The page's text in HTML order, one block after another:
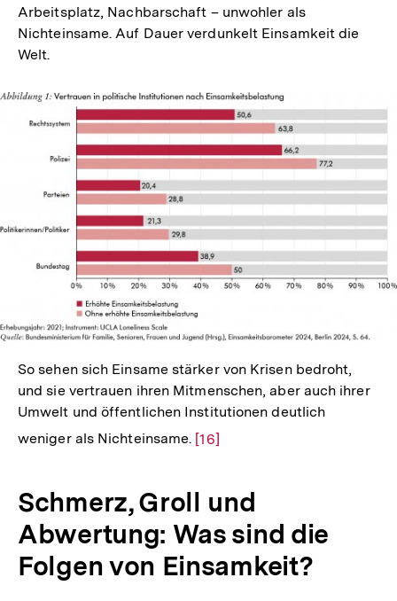
Arbeitsplatz, Nachbarschaft – unwohler als
Nichteinsame. Auf Dauer verdunkelt Einsamkeit die
Welt.
In
Lightbox
öffnen
So sehen sich Einsame stärker von Krisen bedroht,
und sie vertrauen ihren Mitmenschen, aber auch ihrer
Umwelt und öffentlichen Institutionen deutlich
weniger als Nichteinsame. Zur
Fußnote
[16]
Schmerz, Groll und
Abwertung: Was sind die
Folgen von Einsamkeit?